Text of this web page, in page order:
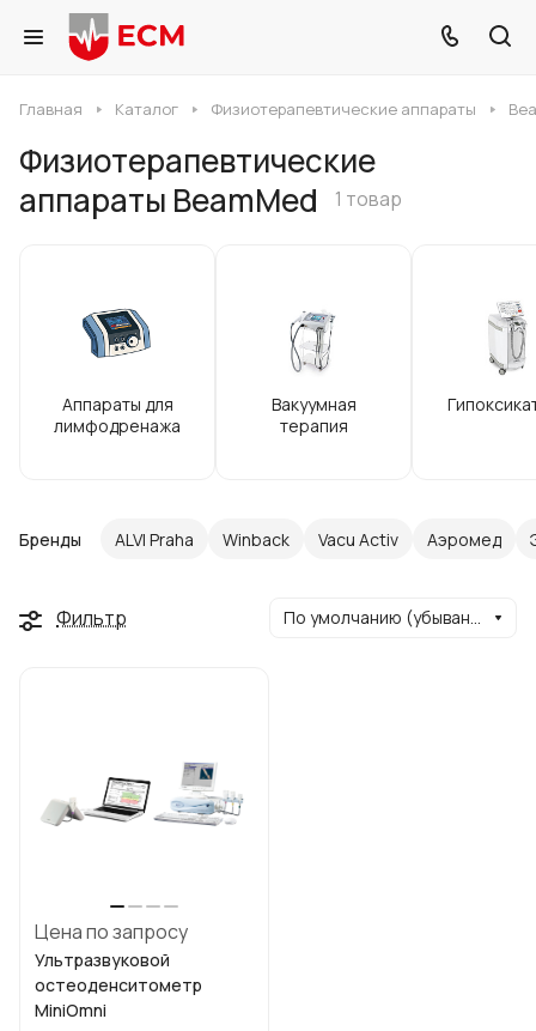
Главная Каталог Физиотерапевтические аппараты
Физиотерапевтические
аппараты BeamMed
1 товар
Аппараты для
лимфодренажа
Вакуумная
терапия
Бренды ALVI Praha Winback Vacu Activ Аэромед
Фильтр По умолчанию (убывание)
Цена по запросу
Ультразвуковой
остеоденситометр
MiniOmni